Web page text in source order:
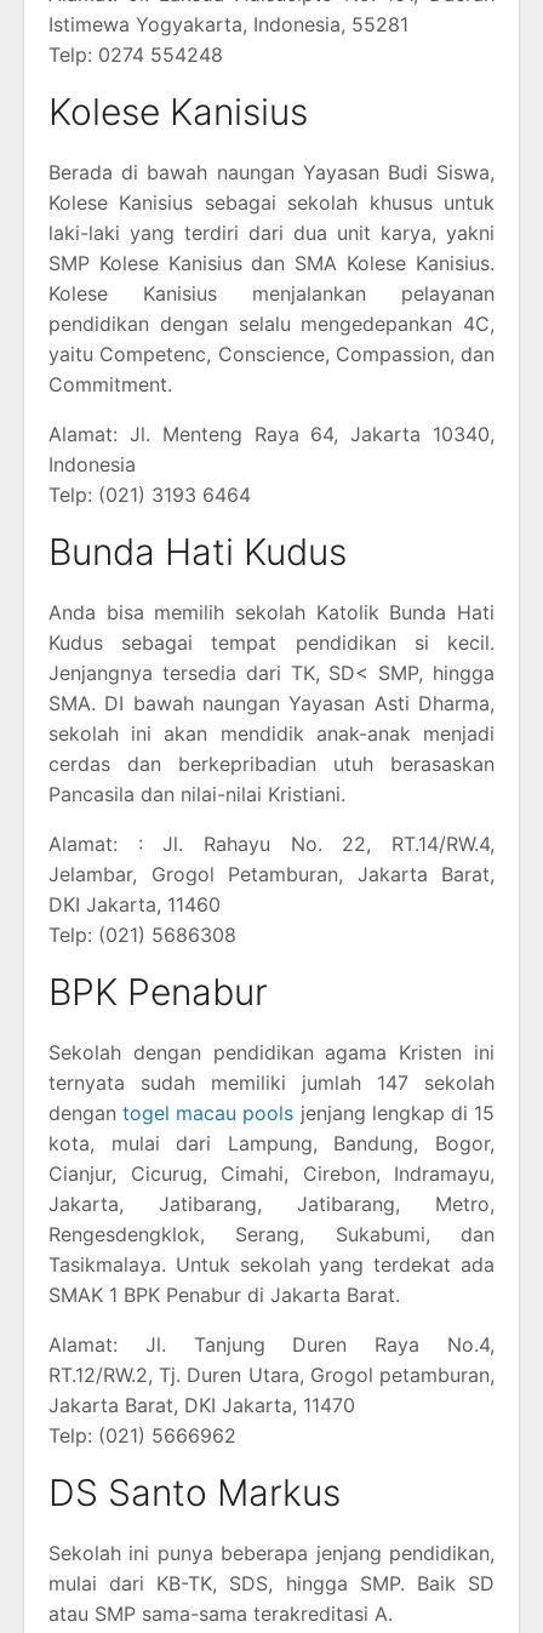
Istimewa Yogyakarta, Indonesia, 55281
Telp: 0274 554248
Kolese Kanisius
Berada di bawah naungan Yayasan Budi Siswa,
Kolese Kanisius sebagai sekolah khusus untuk
laki-laki yang terdiri dari dua unit karya, yakni
SMP Kolese Kanisius dan SMA Kolese Kanisius.
Kolese Kanisius menjalankan pelayanan
pendidikan dengan selalu mengedepankan 4C,
yaitu Competenc, Conscience, Compassion, dan
Commitment.
Alamat: Jl. Menteng Raya 64, Jakarta 10340,
Indonesia
Telp: (021) 3193 6464
Bunda Hati Kudus
Anda bisa memilih sekolah Katolik Bunda Hati
Kudus sebagai tempat pendidikan si kecil.
Jenjangnya tersedia dari TK, SD< SMP, hingga
SMA. DI bawah naungan Yayasan Asti Dharma,
sekolah ini akan mendidik anak-anak menjadi
cerdas dan berkepribadian utuh berasaskan
Pancasila dan nilai-nilai Kristiani.
Alamat: : Jl. Rahayu No. 22, RT.14/RW.4,
Jelambar, Grogol Petamburan, Jakarta Barat,
DKI Jakarta, 11460
Telp: (021) 5686308
BPK Penabur
Sekolah dengan pendidikan agama Kristen ini
ternyata sudah memiliki jumlah 147 sekolah
dengantogel macau pools jenjang lengkap di 15
kota, mulai dari Lampung, Bandung, Bogor,
Cianjur, Cicurug, Cimahi, Cirebon, Indramayu,
Jakarta, Jatibarang, Jatibarang, Metro,
Rengesdengklok, Serang, Sukabumi, dan
Tasikmalaya. Untuk sekolah yang terdekat ada
SMAK 1 BPK Penabur di Jakarta Barat.
Alamat: Jl. Tanjung Duren Raya No.4,
RT.12/RW.2, Tj. Duren Utara, Grogol petamburan,
Jakarta Barat, DKI Jakarta, 11470
Telp: (021) 5666962
DS Santo Markus
Sekolah ini punya beberapa jenjang pendidikan,
mulai dari KB-TK, SDS, hingga SMP. Baik SD
atau SMP sama-sama terakreditasi A.